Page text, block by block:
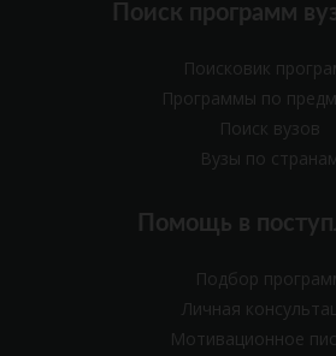
Поиск программ
Поисковик
Программы по
Поиск вузов
Вузы по
Помощь в
Подбор
Личная
Мотивационное